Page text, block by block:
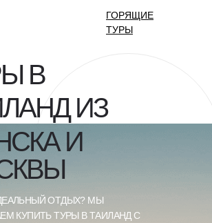
ГОРЯЩИЕ
ТУРЫ
В
ИЗ
И
ОТДЫХ? МЫ
КУПИТЬ ТУРЫ В ТАИЛАНД С